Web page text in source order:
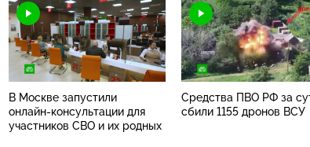
В Москве запустили
онлайн-консультации для
участников СВО и их родных
Средства ПВО РФ за
сбили 1155 дронов ВСУ